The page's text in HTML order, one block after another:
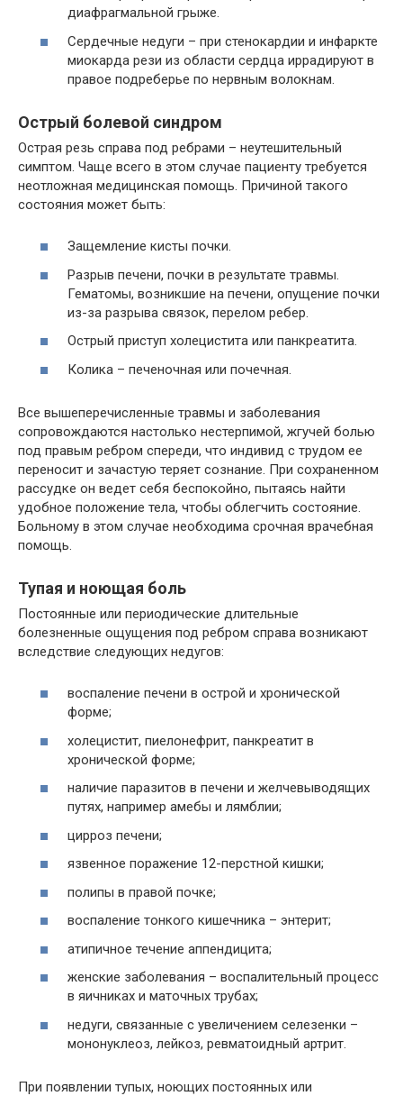
диафрагмальной грыже.
Сердечные недуги – при стенокардии и инфаркте
миокарда рези из области сердца иррадируют в
правое подреберье по нервным волокнам.
Острый болевой синдром
Острая резь справа под ребрами – неутешительный
симптом. Чаще всего в этом случае пациенту требуется
неотложная медицинская помощь. Причиной такого
состояния может быть:
Защемление кисты почки.
Разрыв печени, почки в результате травмы.
Гематомы, возникшие на печени, опущение почки
из-за разрыва связок, перелом ребер.
Острый приступ холецистита или панкреатита.
Колика – печеночная или почечная.
Все вышеперечисленные травмы и заболевания
сопровождаются настолько нестерпимой, жгучей болью
под правым ребром спереди, что индивид с трудом ее
переносит и зачастую теряет сознание. При сохраненном
рассудке он ведет себя беспокойно, пытаясь найти
удобное положение тела, чтобы облегчить состояние.
Больному в этом случае необходима срочная врачебная
помощь.
Тупая и ноющая боль
Постоянные или периодические длительные
болезненные ощущения под ребром справа возникают
вследствие следующих недугов:
воспаление печени в острой и хронической
форме;
холецистит, пиелонефрит, панкреатит в
хронической форме;
наличие паразитов в печени и желчевыводящих
путях, например амебы и лямблии;
цирроз печени;
язвенное поражение 12-перстной кишки;
полипы в правой почке;
воспаление тонкого кишечника – энтерит;
атипичное течение аппендицита;
женские заболевания – воспалительный процесс
в яичниках и маточных трубах;
недуги, связанные с увеличением селезенки –
мононуклеоз, лейкоз, ревматоидный артрит.
При появлении тупых, ноющих постоянных или